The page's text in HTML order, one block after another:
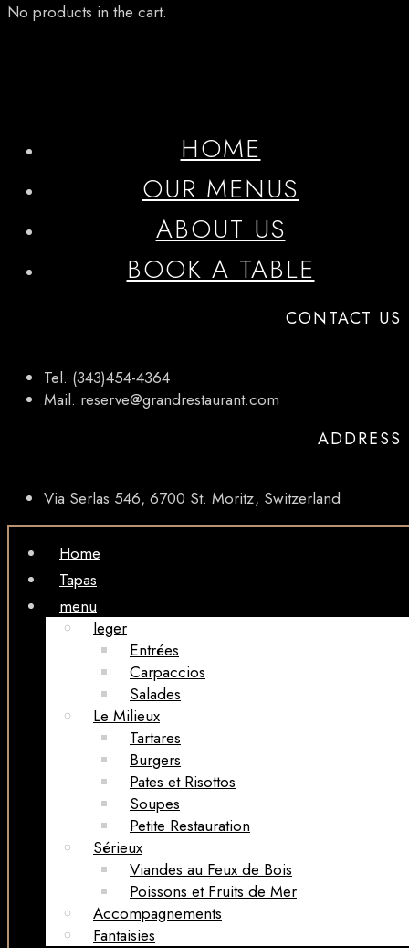
No products in the cart.
HOME
OUR MENUS
ABOUT US
BOOK A TABLE
CONTACT US
Tel. (343)454-4364
Mail. reserve@grandrestaurant.com
ADDRESS
Via Serlas 546, 6700 St. Moritz, Switzerland
Home
Tapas
menu
leger
Entrées
Carpaccios
Salades
Le Milieux
Tartares
Burgers
Pates et Risottos
Soupes
Petite Restauration
Sérieux
Viandes au Feux de Bois
Poissons et Fruits de Mer
Accompagnements
Fantaisies